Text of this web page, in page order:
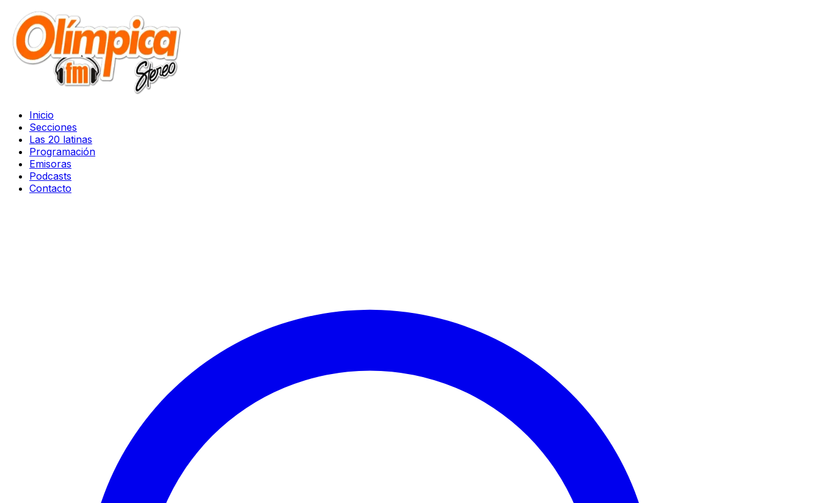
Inicio
Secciones
Las 20 latinas
Programación
Emisoras
Podcasts
Contacto